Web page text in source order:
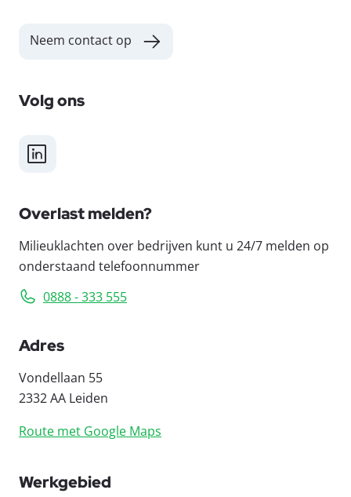
Neem contact op
Volg ons
LinkedIn
Overlast melden?
Milieuklachten over bedrijven kunt u 24/7 melden op
onderstaand telefoonnummer
0888 - 333 555
Adres
Vondellaan 55
2332 AA Leiden
Route met Google Maps
Werkgebied